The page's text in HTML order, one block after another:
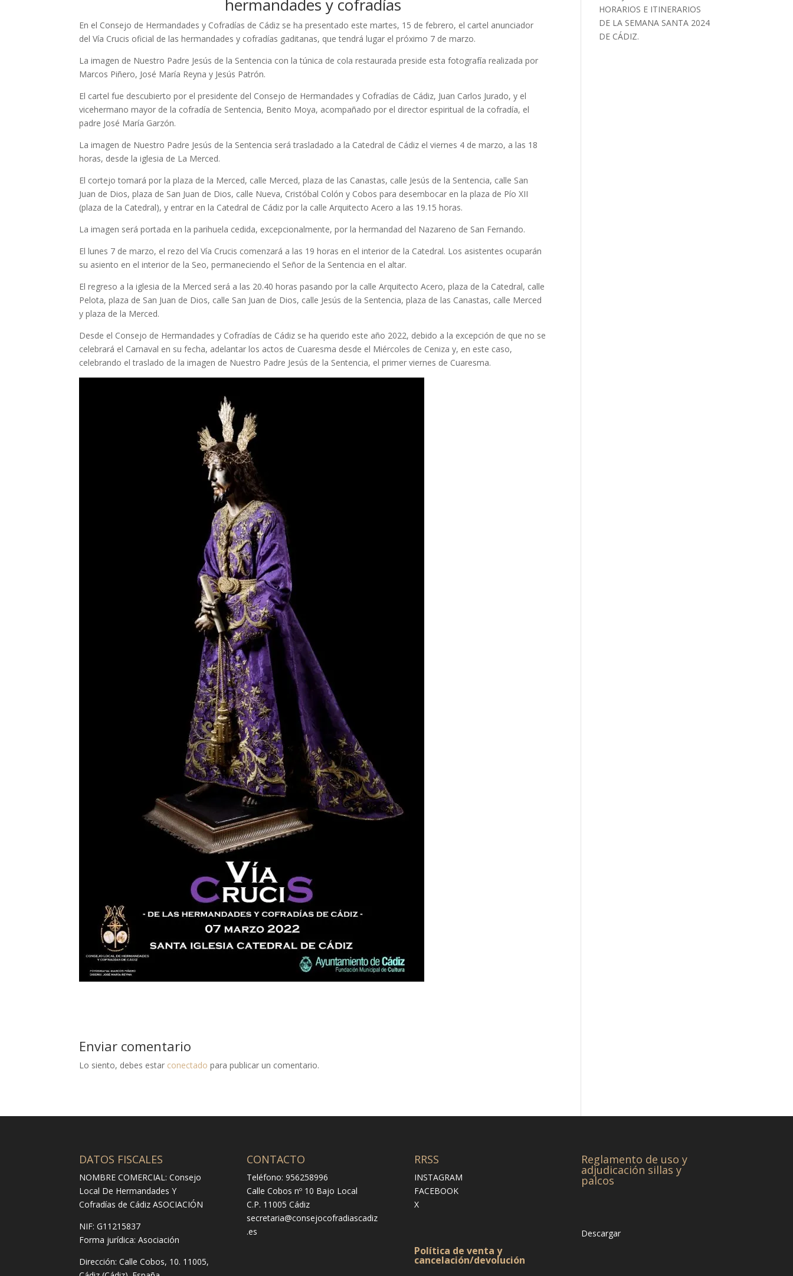
hermandades y cofradías
En el Consejo de Hermandades y Cofradías de Cádiz se ha presentado este martes, 15 de febrero, el cartel anunciador
del Vía Crucis oficial de las hermandades y cofradías gaditanas, que tendrá lugar el próximo 7 de marzo.
La imagen de Nuestro Padre Jesús de la Sentencia con la túnica de cola restaurada preside esta fotografía realizada por
Marcos Piñero, José María Reyna y Jesús Patrón.
El cartel fue descubierto por el presidente del Consejo de Hermandades y Cofradías de Cádiz, Juan Carlos Jurado, y el
vicehermano mayor de la cofradía de Sentencia, Benito Moya, acompañado por el director espiritual de la cofradía, el
padre José María Garzón.
La imagen de Nuestro Padre Jesús de la Sentencia será trasladado a la Catedral de Cádiz el viernes 4 de marzo, a las 18
horas, desde la iglesia de La Merced.
El cortejo tomará por la plaza de la Merced, calle Merced, plaza de las Canastas, calle Jesús de la Sentencia, calle San
Juan de Dios, plaza de San Juan de Dios, calle Nueva, Cristóbal Colón y Cobos para desembocar en la plaza de Pío XII
(plaza de la Catedral), y entrar en la Catedral de Cádiz por la calle Arquitecto Acero a las 19.15 horas.
La imagen será portada en la parihuela cedida, excepcionalmente, por la hermandad del Nazareno de San Fernando.
El lunes 7 de marzo, el rezo del Vía Crucis comenzará a las 19 horas en el interior de la Catedral. Los asistentes ocuparán
su asiento en el interior de la Seo, permaneciendo el Señor de la Sentencia en el altar.
El regreso a la iglesia de la Merced será a las 20.40 horas pasando por la calle Arquitecto Acero, plaza de la Catedral, calle
Pelota, plaza de San Juan de Dios, calle San Juan de Dios, calle Jesús de la Sentencia, plaza de las Canastas, calle Merced
y plaza de la Merced.
Desde el Consejo de Hermandades y Cofradías de Cádiz se ha querido este año 2022, debido a la excepción de que no se
celebrará el Carnaval en su fecha, adelantar los actos de Cuaresma desde el Miércoles de Ceniza y, en este caso,
celebrando el traslado de la imagen de Nuestro Padre Jesús de la Sentencia, el primer viernes de Cuaresma.
Enviar comentario
Lo siento, debes estar conectado para publicar un comentario.
HORARIOS E ITINERARIOS
DE LA SEMANA SANTA 2024
DE CÁDIZ.
DATOS FISCALES
NOMBRE COMERCIAL: Consejo
Local De Hermandades Y
Cofradías de Cádiz ASOCIACIÓN
NIF: G11215837
Forma jurídica:Asociación
Dirección:Calle Cobos, 10. 11005,
CONTACTO
Teléfono: 956258996
Calle Cobos nº 10 Bajo Local
C.P. 11005 Cádiz
secretaria@consejocofradiascadiz
.es
RRSS
INSTAGRAM
FACEBOOK
X
Política de venta y
cancelación/devolución
Reglamento de uso y
adjudicación sillas y
palcos
Descargar